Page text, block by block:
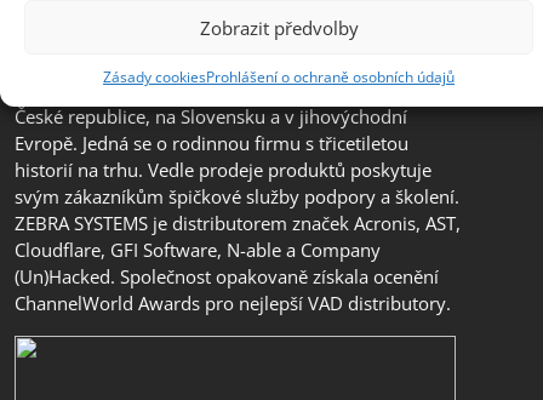
Zobrazit předvolby
Zásady cookiesProhlášení o ochraně osobních údajů
Společnost ZEBRA SYSTEMS, s.r.o. je předním
IT bezpečnosti, ochrany dat a business continuity v
České republice, na Slovensku a v jihovýchodní
Evropě. Jedná se o rodinnou firmu s třicetiletou
historií na trhu. Vedle prodeje produktů poskytuje
svým zákazníkům špičkové služby podpory a školení.
ZEBRA SYSTEMS je distributorem značek Acronis, AST,
Cloudflare, GFI Software, N-able a Company
(Un)Hacked. Společnost opakovaně získala ocenění
ChannelWorld Awards pro nejlepší VAD distributory.